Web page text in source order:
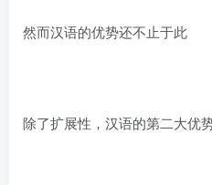
然而汉语的优势还不止于此
除了扩展性，汉语的第二大优